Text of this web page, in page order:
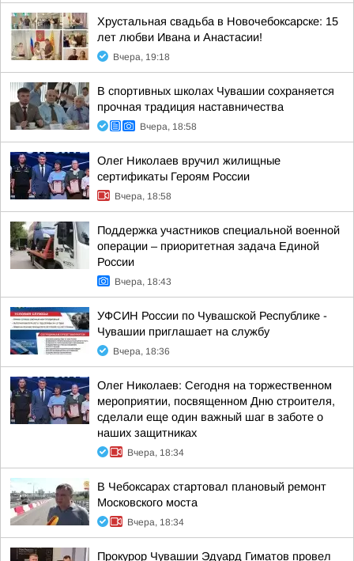
Хрустальная свадьба в Новочебоксарске: 15
лет любви Ивана и Анастасии!
Вчера, 19:18
В спортивных школах Чувашии сохраняется
прочная традиция наставничества
Вчера, 18:58
Олег Николаев вручил жилищные
сертификаты Героям России
Вчера, 18:58
Поддержка участников специальной военной
операции – приоритетная задача Единой
России
Вчера, 18:43
УФСИН России по Чувашской Республике -
Чувашии приглашает на службу
Вчера, 18:36
Олег Николаев: Сегодня на торжественном
мероприятии, посвященном Дню строителя,
сделали еще один важный шаг в заботе о
наших защитниках
Вчера, 18:34
В Чебоксарах стартовал плановый ремонт
Московского моста
Вчера, 18:34
Прокурор Чувашии Эдуард Гиматов провел